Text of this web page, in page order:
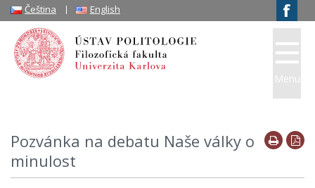
Pozvánka na debatu Naše války o
minulost
Menu
Čeština English